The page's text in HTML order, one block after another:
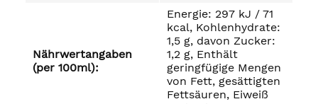
Nährwertangaben
(per 100ml):
Energie: 297 kJ / 71
kcal, Kohlenhydrate:
1,5 g, davon Zucker:
1,2 g, Enthält
geringfügige Mengen
von Fett, gesättigten
Fettsäuren, Eiweiß